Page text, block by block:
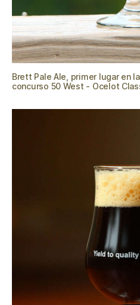
Brett Pale Ale, primer lugar en
concurso 50 West - Ocelot